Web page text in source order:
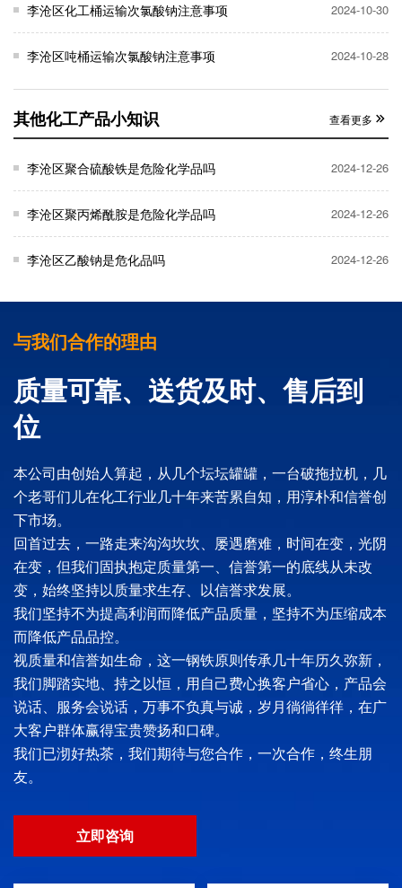
李沧区化工桶运输次氯酸钠注意事项 2024-10-30
李沧区吨桶运输次氯酸钠注意事项 2024-10-28
其他化工产品小知识 查看更多
李沧区聚合硫酸铁是危险化学品吗 2024-12-26
李沧区聚丙烯酰胺是危险化学品吗 2024-12-26
李沧区乙酸钠是危化品吗 2024-12-26
与我们合作的理由
质量可靠、送货及时、售后到
位
本公司由创始人算起，从几个坛坛罐罐，一台破拖拉机，几
个老哥们儿在化工行业几十年来苦累自知，用淳朴和信誉创
下市场。
回首过去，一路走来沟沟坎坎、屡遇磨难，时间在变，光阴
在变，但我们固执抱定质量第一、信誉第一的底线从未改
变，始终坚持以质量求生存、以信誉求发展。
我们坚持不为提高利润而降低产品质量，坚持不为压缩成本
而降低产品品控。
视质量和信誉如生命，这一钢铁原则传承几十年历久弥新，
我们脚踏实地、持之以恒，用自己费心换客户省心，产品会
说话、服务会说话，万事不负真与诚，岁月徜徜徉徉，在广
大客户群体赢得宝贵赞扬和口碑。
我们已沏好热茶，我们期待与您合作，一次合作，终生朋
友。
立即咨询